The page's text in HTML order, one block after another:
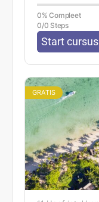
0% Compleet
0/0 Steps
Start cursus
GRATIS